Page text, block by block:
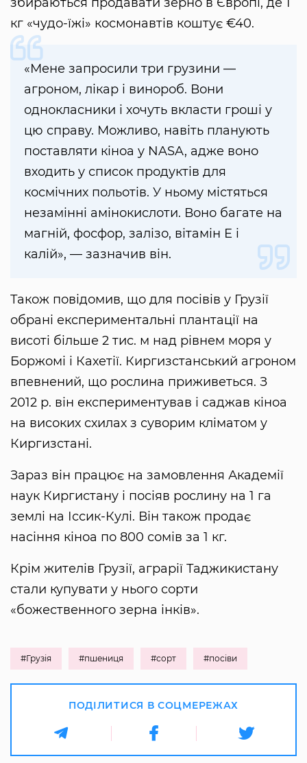
кг «чудо-їжі» космонавтів коштує €40.
«Мене запросили три грузини —
агроном, лікар і винороб. Вони
однокласники і хочуть вкласти гроші у
цю справу. Можливо, навіть планують
поставляти кіноа у NASA, адже воно
входить у список продуктів для
космічних польотів. У ньому містяться
незамінні амінокислоти. Воно багате на
магній, фосфор, залізо, вітамін Е і
калій», — зазначив він.
Також повідомив, що для посівів у Грузії
обрані експериментальні плантації на
висоті більше 2 тис. м над рівнем моря у
Боржомі і Кахетії. Киргизстанський агроном
впевнений, що рослина приживеться. З
2012 р. він експериментував і саджав кіноа
на високих схилах з суворим кліматом у
Киргизстані.
Зараз він працює на замовлення Академії
наук Киргистану і посіяв рослину на 1 га
землі на Іссик-Кулі. Він також продає
насіння кіноа по 800 сомів за 1 кг.
Крім жителів Грузії, аграрії Таджикистану
стали купувати у нього сорти
«божественного зерна інків».
#Грузія #пшениця #сорт #посіви
ПОДІЛИТИСЯ В СОЦМЕРЕЖАХ